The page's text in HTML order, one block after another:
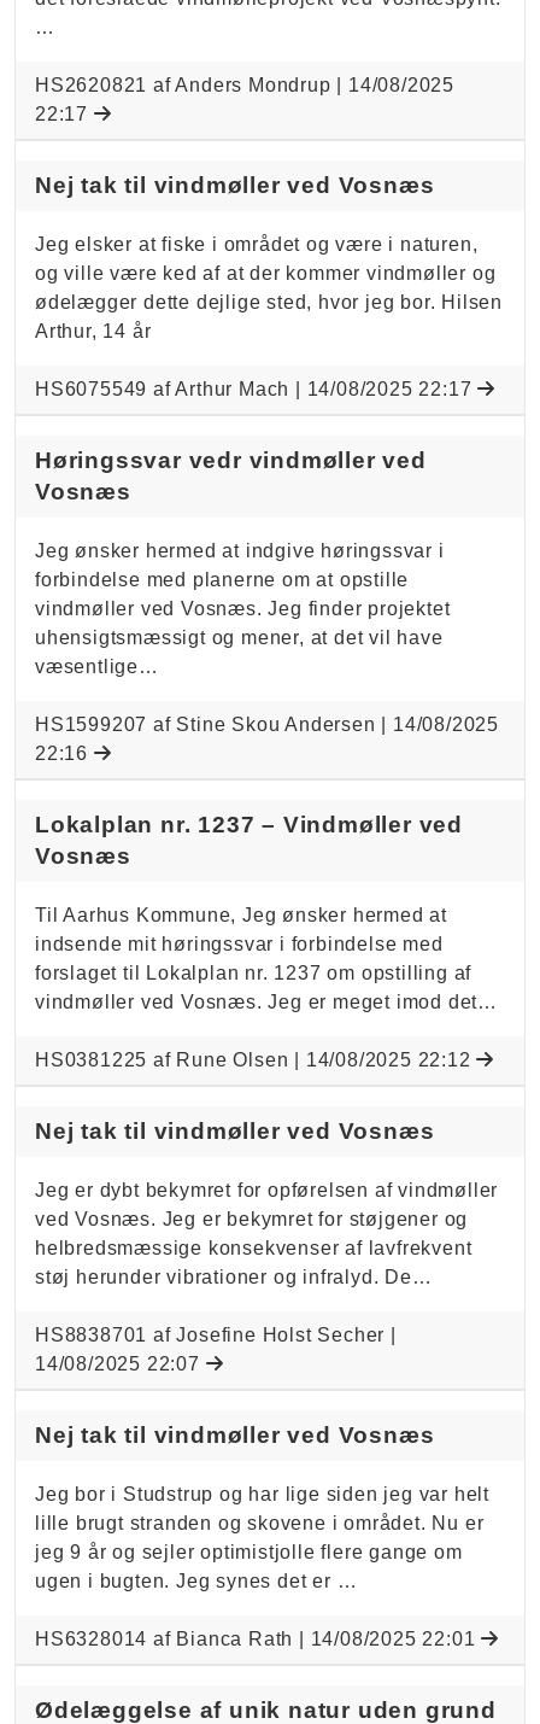
…
HS2620821 af Anders Mondrup | 14/08/2025
22:17
Nej tak til vindmøller ved Vosnæs
Jeg elsker at fiske i området og være i naturen,
og ville være ked af at der kommer vindmøller og
ødelægger dette dejlige sted, hvor jeg bor. Hilsen
Arthur, 14 år
HS6075549 af Arthur Mach | 14/08/2025 22:17
Høringssvar vedr vindmøller ved
Vosnæs
Jeg ønsker hermed at indgive høringssvar i
forbindelse med planerne om at opstille
vindmøller ved Vosnæs. Jeg finder projektet
uhensigtsmæssigt og mener, at det vil have
væsentlige…
HS1599207 af Stine Skou Andersen | 14/08/2025
22:16
Lokalplan nr. 1237 – Vindmøller ved
Vosnæs
Til Aarhus Kommune, Jeg ønsker hermed at
indsende mit høringssvar i forbindelse med
forslaget til Lokalplan nr. 1237 om opstilling af
vindmøller ved Vosnæs. Jeg er meget imod det…
HS0381225 af Rune Olsen | 14/08/2025 22:12
Nej tak til vindmøller ved Vosnæs
Jeg er dybt bekymret for opførelsen af vindmøller
ved Vosnæs. Jeg er bekymret for støjgener og
helbredsmæssige konsekvenser af lavfrekvent
støj herunder vibrationer og infralyd. De…
HS8838701 af Josefine Holst Secher |
14/08/2025 22:07
Nej tak til vindmøller ved Vosnæs
Jeg bor i Studstrup og har lige siden jeg var helt
lille brugt stranden og skovene i området. Nu er
jeg 9 år og sejler optimistjolle flere gange om
ugen i bugten. Jeg synes det er …
HS6328014 af Bianca Rath | 14/08/2025 22:01
Ødelæggelse af unik natur uden grund